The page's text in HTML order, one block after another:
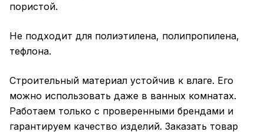
пористой.
Не подходит для полиэтилена, полипропилена,
тефлона.
Строительный материал устойчив к влаге. Его
можно использовать даже в ванных комнатах.
Работаем только с проверенными брендами и
гарантируем качество изделий. Заказать товар